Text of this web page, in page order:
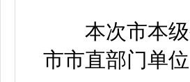
本次市本级
市市直部门单